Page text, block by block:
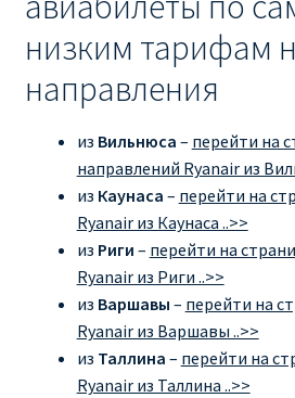
низким тарифам
направления
из Вильнюса – перейти на
направлений Ryanair из
из Каунаса – перейти на
Ryanair из Каунаса ..>>
из Риги – перейти на
Ryanair из Риги ..>>
из Варшавы – перейти на
Ryanair из Варшавы ..>>
из Таллина – перейти на
Ryanair из Таллина ..>>